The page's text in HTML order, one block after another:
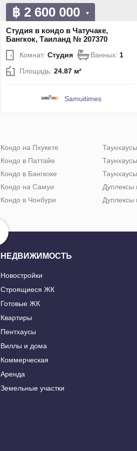
฿ 2 600 000
Студия в кондо в Чатучаке,
Бангкок, Таиланд № 207370
Комнат: Студия Ванных: 1
Площадь: 24.87 м²
Samuitimes
Кондо на Пхукете
Кондо в Паттайе
Кондо в Бангкоке
Кондо на Самуи
Кондо в Чонбури
Дуплексы
Дуплексы
НЕДВИЖИМОСТЬ
Новостройки
Строящиеся ЖК
Готовые ЖК
Квартиры
Пентхаусы
Виллы и дома
Коммерческая
Аренда
Земельные участки